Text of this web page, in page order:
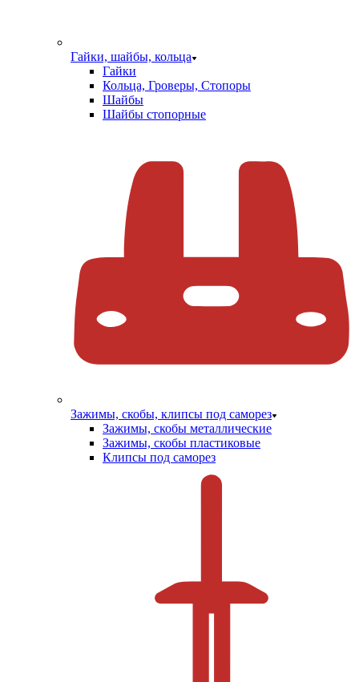
Гайки, шайбы, кольца
Гайки
Кольца, Гроверы, Стопоры
Шайбы
Шайбы стопорные
Зажимы, скобы, клипсы под саморез
Зажимы, скобы металлические
Зажимы, скобы пластиковые
Клипсы под саморез